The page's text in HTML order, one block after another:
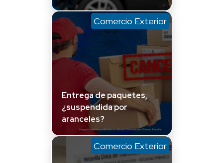
Comercio Exterior
Entrega de paquetes,
¿suspendida por
aranceles?
Comercio Exterior